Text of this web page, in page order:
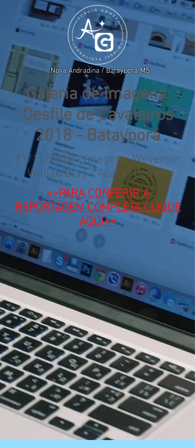
Nova Andradina / Batayporã-MS
Galeria de Imagens:
Desfile de Cavaleiros
2018 - Batayporã
11/11/2018 - Imagens: Weverton
Willian Dias / Acácio Gomes
>>PARA CONFERIR A
REPORTAGEM COMPLETA CLIQUE
AQUI<<